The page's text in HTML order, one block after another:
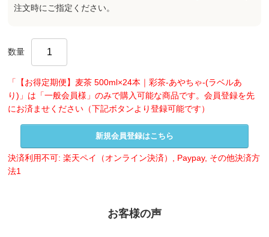
注文時にご指定ください。
数量
「【お得定期便】麦茶 500ml×24本｜彩茶-あやちゃ-(ラベルあ
り)」は「一般会員様」のみで購入可能な商品です。会員登録を先
にお済ませください（下記ボタンより登録可能です）
新規会員登録はこちら
決済利用不可: 楽天ペイ（オンライン決済）, Paypay, その他決済方
法1
お客様の声